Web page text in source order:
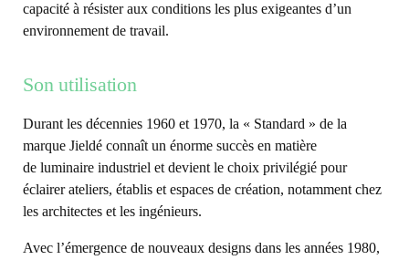
capacité à résister aux conditions les plus exigeantes d’un
environnement de travail.
Son utilisation
Durant les décennies 1960 et 1970, la « Standard » de la
marque Jieldé connaît un énorme succès en matière
de luminaire industriel et devient le choix privilégié pour
éclairer ateliers, établis et espaces de création, notamment chez
les architectes et les ingénieurs.
Avec l’émergence de nouveaux designs dans les années 1980,